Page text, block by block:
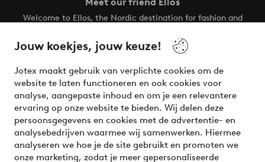
Jouw koekjes, jouw keuze!
Jotex maakt gebruik van verplichte cookies om de
website te laten functioneren en ook cookies voor
analyse, aangepaste inhoud en om je een relevantere
ervaring op onze website te bieden. Wij delen deze
persoonsgegevens en cookies met de advertentie- en
analysebedrijven waarmee wij samenwerken. Hiermee
analyseren we hoe je de site gebruikt en promoten we
onze marketing, zodat je meer gepersonaliseerde
Welcome to Ellos, the Nordic destination for fashion and
your wardrobe. Your next inspiring look is here!
Veilig betalen - Nu betalen of opsplitsen
Wil je meer weten over onze betaalopties?